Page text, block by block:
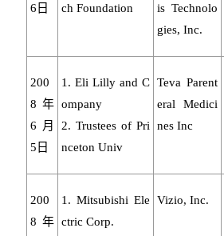
6日
ch Foundation
is Technolo
gies, Inc.
200
8年
6月
5日
1. Eli Lilly and C
ompany
2. Trustees of Pri
nceton Univ
Teva Parent
eral Medici
nes Inc
200
8年
1. Mitsubishi Ele
ctric Corp.
Vizio, Inc.